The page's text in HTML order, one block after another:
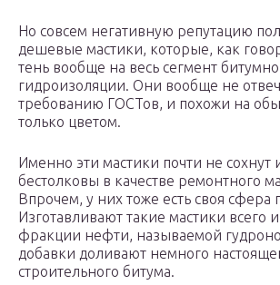
Но совсем негативную репутацию
дешевые мастики, которые, как
тень вообще на весь сегмент
гидроизоляции. Они вообще не
требованию ГОСТов, и похожи на
только цветом.
Именно эти мастики почти не
бестолковы в качестве ремонтного
Впрочем, у них тоже есть своя сфера
Изготавливают такие мастики всего
фракции нефти, называемой
добавки доливают немного
строительного битума.